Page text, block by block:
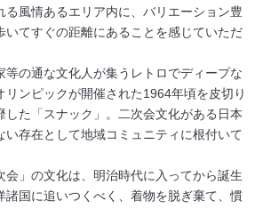
る風情あるエリア内に、バリエーション豊
いてすぐの距離にあることを感じていただ
等の通な文化人が集うレトロでディープな
リンピックが開催された1964年頃を皮切り
した「スナック」。二次会文化がある日本
い存在として地域コミュニティに根付いて
会」の文化は、明治時代に入ってから誕生
諸国に追いつくべく、着物を脱ぎ棄て、慣